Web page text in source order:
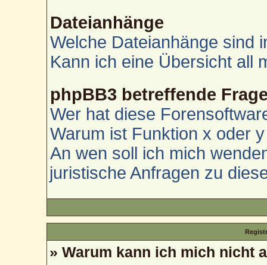
Dateianhänge
Welche Dateianhänge sind
Kann ich eine Übersicht all
phpBB3 betreffende
Wer hat diese
Warum ist Funktion x oder
An wen soll ich mich
juristische Anfragen zu
» Warum kann ich mich nicht